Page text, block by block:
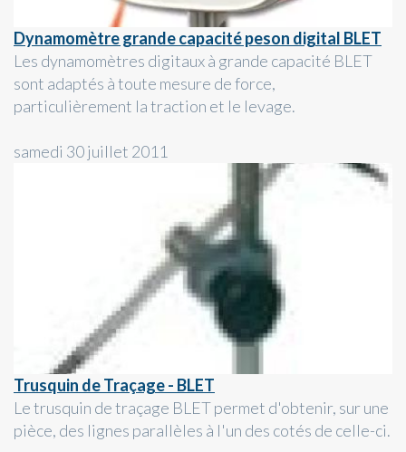
Dynamomètre grande capacité peson digital BLET
Les dynamomètres digitaux à grande capacité BLET
sont adaptés à toute mesure de force,
particulièrement la traction et le levage.
samedi 30 juillet 2011
Trusquin de Traçage - BLET
Le trusquin de traçage BLET permet d'obtenir, sur une
pièce, des lignes parallèles à l'un des cotés de celle-ci.